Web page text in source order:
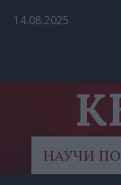
14.08.2025
НАУЧИ